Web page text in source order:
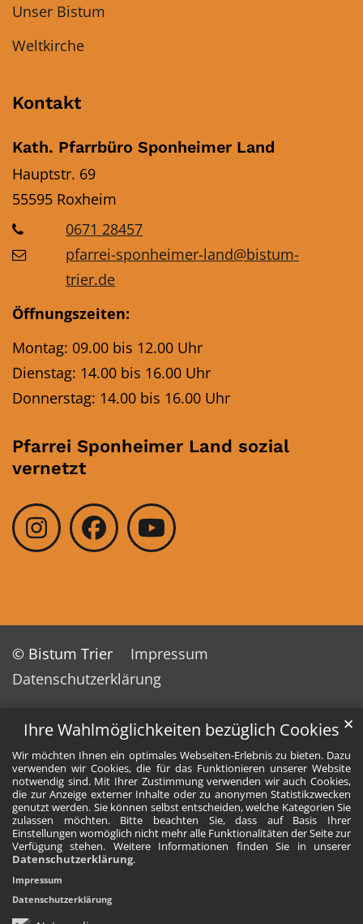
Ihre Wahlmöglichkeiten bezüglich Cookies
Wir möchten Ihnen ein optimales Webseiten-Erlebnis zu bieten. Dazu
verwenden wir Cookies, die für das Funktionieren unserer Website
notwendig sind. Mit Ihrer Zustimmung verwenden wir auch Cookies,
die zur Anzeige externer Inhalte oder zu anonymen Statistikzwecken
genutzt werden. Sie können selbst entscheiden, welche Kategorien Sie
zulassen möchten. Bitte beachten Sie, dass auf Basis Ihrer
Einstellungen womöglich nicht mehr alle Funktionalitäten der Seite zur
Verfügung stehen. Weitere Informationen finden Sie in unserer
Datenschutzerklärung.
✕
Impressum
Datenschutzerklärung
Unser Bistum
Weltkirche
Kontakt
Kath. Pfarrbüro Sponheimer Land
Hauptstr. 69
55595 Roxheim
0671 28457
pfarrei-sponheimer-land@bistum-
trier.de
Öffnungszeiten:
Montag: 09.00 bis 12.00 Uhr
Dienstag: 14.00 bis 16.00 Uhr
Donnerstag: 14.00 bis 16.00 Uhr
Pfarrei Sponheimer Land sozial
vernetzt
© Bistum Trier
Impressum
Datenschutzerklärung